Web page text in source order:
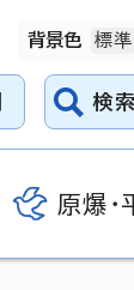
背景色
検索
原爆・